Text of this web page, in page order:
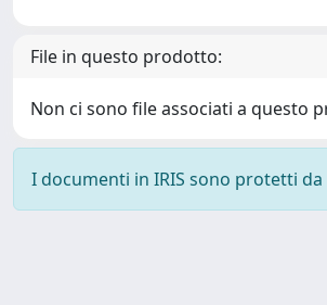
File in questo prodotto:
Non ci sono file associati a questo
I documenti in IRIS sono protetti